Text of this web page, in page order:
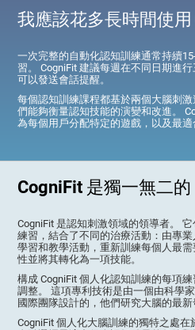
我應該花多長時間使用
一次完整的自動化認知訓練通常持續
習。 CogniFit 建議每週在不同日期進
可以發送會話提醒。
每個認知訓練課程都基於兩個大腦刺
們能夠衡量認知技能的演變和改進。
為每個用戶分配特定的遊戲，以及最適
CogniFit 是獨一無二的
CogniFit 是認知刺激領域的領導者。
練習，結合了不同的治療活動：由專業
學習和教學活動，重新訓練每個人最
性並將其轉化為一項技能。
構成 CogniFit 個人化認知訓練的每項
調整。 這項專利技術是由一個由科學
國際團隊設計的，他們研究大腦的最新
CogniFit 個人化大腦訓練的獨特之處